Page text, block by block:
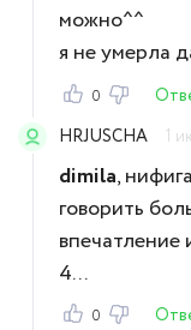
можно^^
я не умерла
0
HRJUSCHA
1
dimila,
говорить
впечатление
4...
0